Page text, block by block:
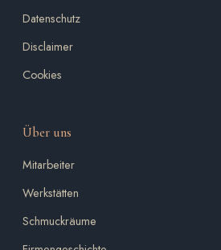
Datenschutz
Disclaimer
Cookies
Über uns
Mitarbeiter
Werkstätten
Schmuckräume